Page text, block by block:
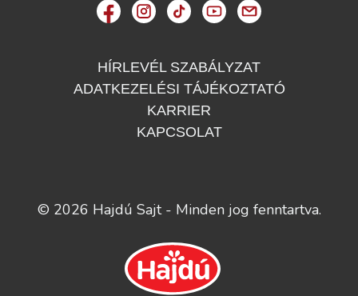
HÍRLEVÉL SZABÁLYZAT
ADATKEZELÉSI TÁJÉKOZTATÓ
KARRIER
KAPCSOLAT
© 2026 Hajdú Sajt - Minden jog fenntartva.